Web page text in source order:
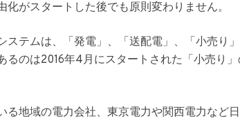
化がスタートした後でも原則変わりません。
テムは、
「発電」、「送配電」、「小売り
るのは2016年4月にスタートされた「小売り
る地域の電力会社、東京電力や関西電力など